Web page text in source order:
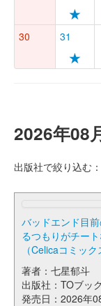
★
30 31
★
2026年08
出版社で絞り込む：
バッドエンド目
るつもりがチー
（Celicaコミック
著者：七星郁斗
出版社：TOブッ
発売日：2026年